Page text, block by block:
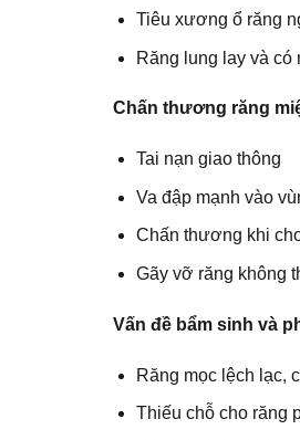
Tiêu xương ổ răng
Răng lung lay và có
Chấn thương răng
Tai nạn giao thông
Va đập mạnh vào
Chấn thương khi
Gãy vỡ răng không
Vấn đề bẩm sinh và
Răng mọc lệch lạc,
Thiếu chỗ cho răng